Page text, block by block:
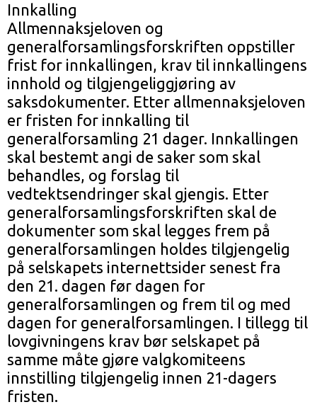
Innkalling
Allmennaksjeloven og
generalforsamlingsforskriften oppstiller
frist for innkallingen, krav til innkallingens
innhold og tilgjengeliggjøring av
saksdokumenter. Etter allmennaksjeloven
er fristen for innkalling til
generalforsamling 21 dager. Innkallingen
skal bestemt angi de saker som skal
behandles, og forslag til
vedtektsendringer skal gjengis. Etter
generalforsamlingsforskriften skal de
dokumenter som skal legges frem på
generalforsamlingen holdes tilgjengelig
på selskapets internettsider senest fra
den 21. dagen før dagen for
generalforsamlingen og frem til og med
dagen for generalforsamlingen. I tillegg til
lovgivningens krav bør selskapet på
samme måte gjøre valgkomiteens
innstilling tilgjengelig innen 21-dagers
fristen.